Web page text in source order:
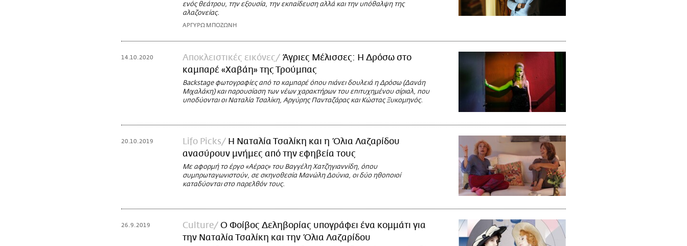
ενός θεάτρου, την εξουσία, την εκπαίδευση αλλά και την υπόθαλψη της
αλαζονείας.
ΑΡΓΥΡΩ ΜΠΟΖΩΝΗ
14.10.2020 Αποκλειστικές εικόνες
Άγριες Μέλισσες: Η Δρόσω στο
καμπαρέ «Χαβάη» της Τρούμπας
Backstage φωτογραφίες από το καμπαρέ όπου πιάνει δουλειά η Δρόσω (Δανάη
Μιχαλάκη) και παρουσίαση των νέων χαρακτήρων του επιτυχημένου σίριαλ, που
υποδύονται οι Ναταλία Τσαλίκη, Αργύρης Πανταζάρας και Κώστας Ξυκομηνός.
20.10.2019 Lifo Picks
Η Ναταλία Τσαλίκη και η Όλια Λαζαρίδου
ανασύρουν μνήμες από την εφηβεία τους
Με αφορμή το έργο «Αέρας» του Βαγγέλη Χατζηγιαννίδη, όπου
συμπρωταγωνιστούν, σε σκηνοθεσία Μανώλη Δούνια, οι δύο ηθοποιοί
καταδύονται στο παρελθόν τους.
26.9.2019 Culture
Ο Φοίβος Δεληβορίας υπογράφει ένα κομμάτι για
την Ναταλία Τσαλίκη και την Όλια Λαζαρίδου